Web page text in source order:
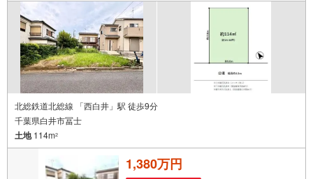
北総鉄道北総線 「西白井」駅 徒歩9分
千葉県白井市冨士
土地114m2
1,380万円